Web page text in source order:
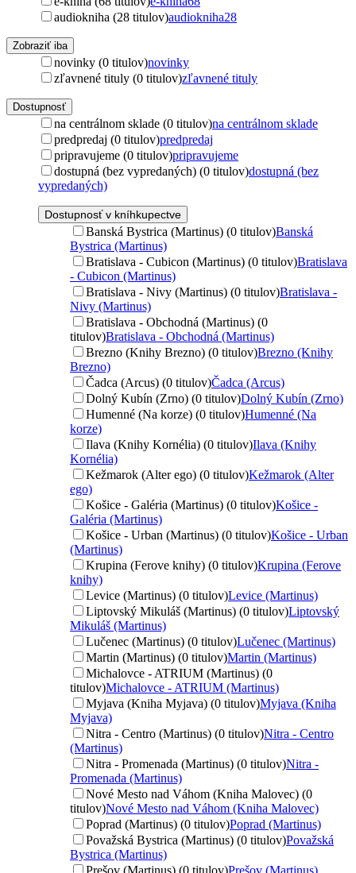
audiokniha (28 titulov)audiokniha28
Zobraziť iba
novinky (0 titulov)novinky
zľavnené tituly (0 titulov)zľavnené tituly
Dostupnosť
na centrálnom sklade (0 titulov)na centrálnom sklade
predpredaj (0 titulov)predpredaj
pripravujeme (0 titulov)pripravujeme
dostupná (bez vypredaných) (0 titulov)dostupná (bez
vypredaných)
Dostupnosť v kníhkupectve
Banská Bystrica (Martinus) (0 titulov)Banská
Bystrica (Martinus)
Bratislava - Cubicon (Martinus) (0 titulov)Bratislava
- Cubicon (Martinus)
Bratislava - Nivy (Martinus) (0 titulov)Bratislava -
Nivy (Martinus)
Bratislava - Obchodná (Martinus) (0
titulov)Bratislava - Obchodná (Martinus)
Brezno (Knihy Brezno) (0 titulov)Brezno (Knihy
Brezno)
Čadca (Arcus) (0 titulov)Čadca (Arcus)
Dolný Kubín (Zrno) (0 titulov)Dolný Kubín (Zrno)
Humenné (Na korze) (0 titulov)Humenné (Na
korze)
Ilava (Knihy Kornélia) (0 titulov)Ilava (Knihy
Kornélia)
Kežmarok (Alter ego) (0 titulov)Kežmarok (Alter
ego)
Košice - Galéria (Martinus) (0 titulov)Košice -
Galéria (Martinus)
Košice - Urban (Martinus) (0 titulov)Košice - Urban
(Martinus)
Krupina (Ferove knihy) (0 titulov)Krupina (Ferove
knihy)
Levice (Martinus) (0 titulov)Levice (Martinus)
Liptovský Mikuláš (Martinus) (0 titulov)Liptovský
Mikuláš (Martinus)
Lučenec (Martinus) (0 titulov)Lučenec (Martinus)
Martin (Martinus) (0 titulov)Martin (Martinus)
Michalovce - ATRIUM (Martinus) (0
titulov)Michalovce - ATRIUM (Martinus)
Myjava (Kniha Myjava) (0 titulov)Myjava (Kniha
Myjava)
Nitra - Centro (Martinus) (0 titulov)Nitra - Centro
(Martinus)
Nitra - Promenada (Martinus) (0 titulov)Nitra -
Promenada (Martinus)
Nové Mesto nad Váhom (Kniha Malovec) (0
titulov)Nové Mesto nad Váhom (Kniha Malovec)
Poprad (Martinus) (0 titulov)Poprad (Martinus)
Považská Bystrica (Martinus) (0 titulov)Považská
Bystrica (Martinus)
Prešov (Martinus) (0 titulov)Prešov (Martinus)